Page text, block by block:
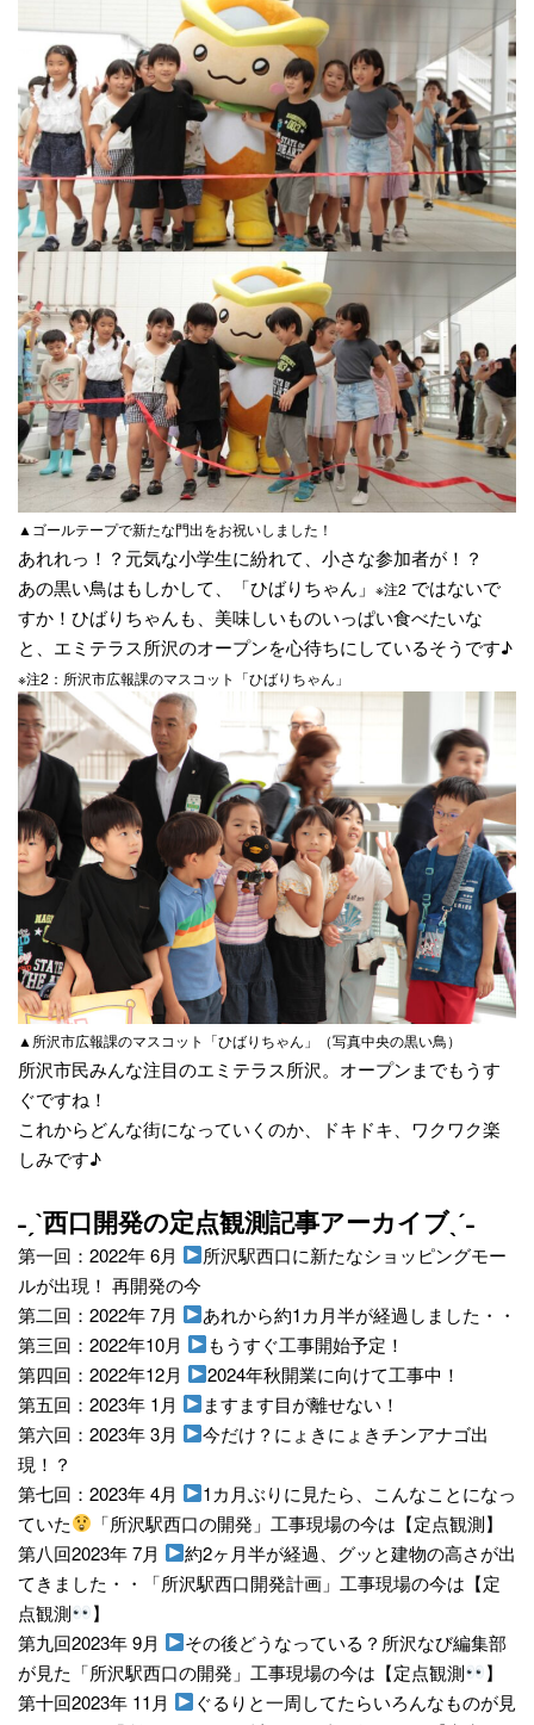
▲ゴールテープで新たな門出をお祝いしました！
あれれっ！？元気な小学生に紛れて、小さな参加者が！？
あの黒い鳥はもしかして、「ひばりちゃん」 ※注2 ではないで
すか！ひばりちゃんも、美味しいものいっぱい食べたいな
と、エミテラス所沢のオープンを心待ちにしているそうです♪
※注2：所沢市広報課のマスコット「ひばりちゃん」
▲所沢市広報課のマスコット「ひばりちゃん」（写真中央の黒い鳥）
所沢市民みんな注目のエミテラス所沢。オープンまでもうす
ぐですね！
これからどんな街になっていくのか、ドキドキ、ワクワク楽
しみです♪
˗ˏˋ西口開発の定点観測記事アーカイブˎˊ˗
第一回：2022年 6月
所沢駅西口に新たなショッピングモー
ルが出現！ 再開発の今
第二回：2022年 7月
あれから約1カ月半が経過しました・・
第三回：2022年10月
もうすぐ工事開始予定！
第四回：2022年12月
2024年秋開業に向けて工事中！
第五回：2023年 1月
ますます目が離せない！
第六回：2023年 3月
今だけ？にょきにょきチンアナゴ出
現！？
第七回：2023年 4月
1カ月ぶりに見たら、こんなことになっ
ていた
「所沢駅西口の開発」工事現場の今は【定点観測】
第八回2023年 7月
約2ヶ月半が経過、グッと建物の高さが出
てきました・・「所沢駅西口開発計画」工事現場の今は【定
点観測
】
第九回2023年 9月
その後どうなっている？所沢なび編集部
が見た「所沢駅西口の開発」工事現場の今は【定点観測
】
第十回2023年 11月
ぐるりと一周してたらいろんなものが見